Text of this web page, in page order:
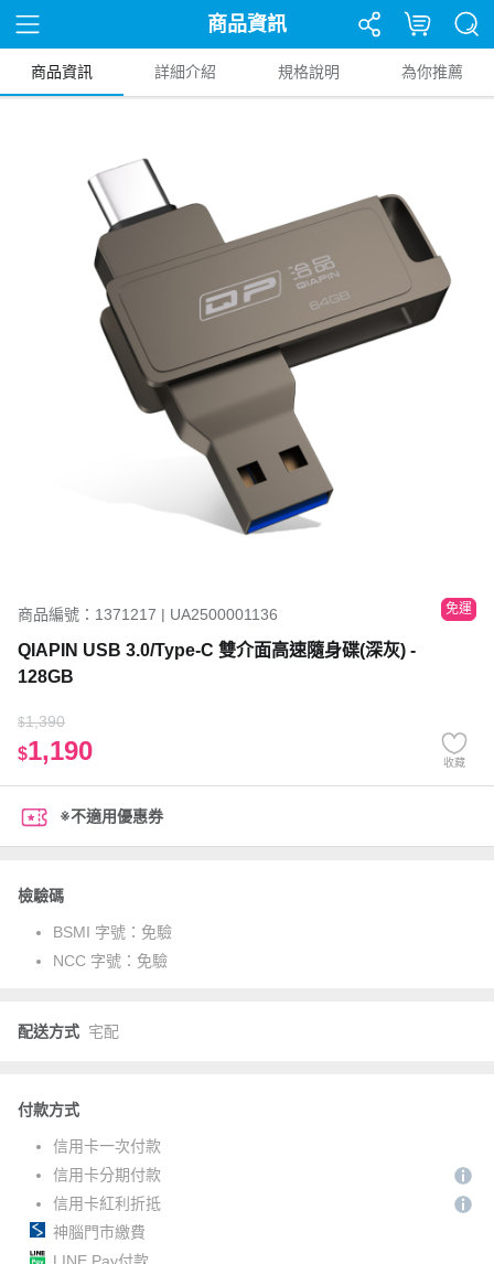
商品資訊
商品資訊 詳細介紹 規格說明 為你推薦
商品編號：1371217 | UA2500001136 免運
QIAPIN USB 3.0/Type-C 雙介面高速隨身碟(深灰) -
128GB
$1,390
$1,190 收藏
※不適用優惠券
檢驗碼
BSMI 字號： 免驗
NCC 字號： 免驗
配送方式 宅配
付款方式
信用卡一次付款
信用卡分期付款
信用卡紅利折抵
神腦門市繳費